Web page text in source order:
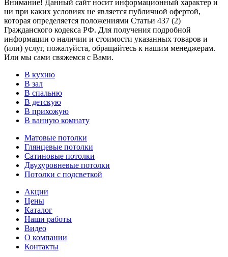
Внимание! Данный сайт носит информационный характер и
ни при каких условиях не является публичной офертой,
которая определяется положениями Статьи 437 (2)
Гражданского кодекса РФ. Для получения подробной
информации о наличии и стоимости указанных товаров и
(или) услуг, пожалуйста, обращайтесь к нашим менеджерам.
Или мы сами свяжемся с Вами.
В кухню
В зал
В спальню
В детскую
В прихожую
В ванную комнату
Матовые потолки
Глянцевые потолки
Сатиновые потолки
Двухуровневые потолки
Потолки с подсветкой
Акции
Цены
Каталог
Наши работы
Видео
О компании
Контакты